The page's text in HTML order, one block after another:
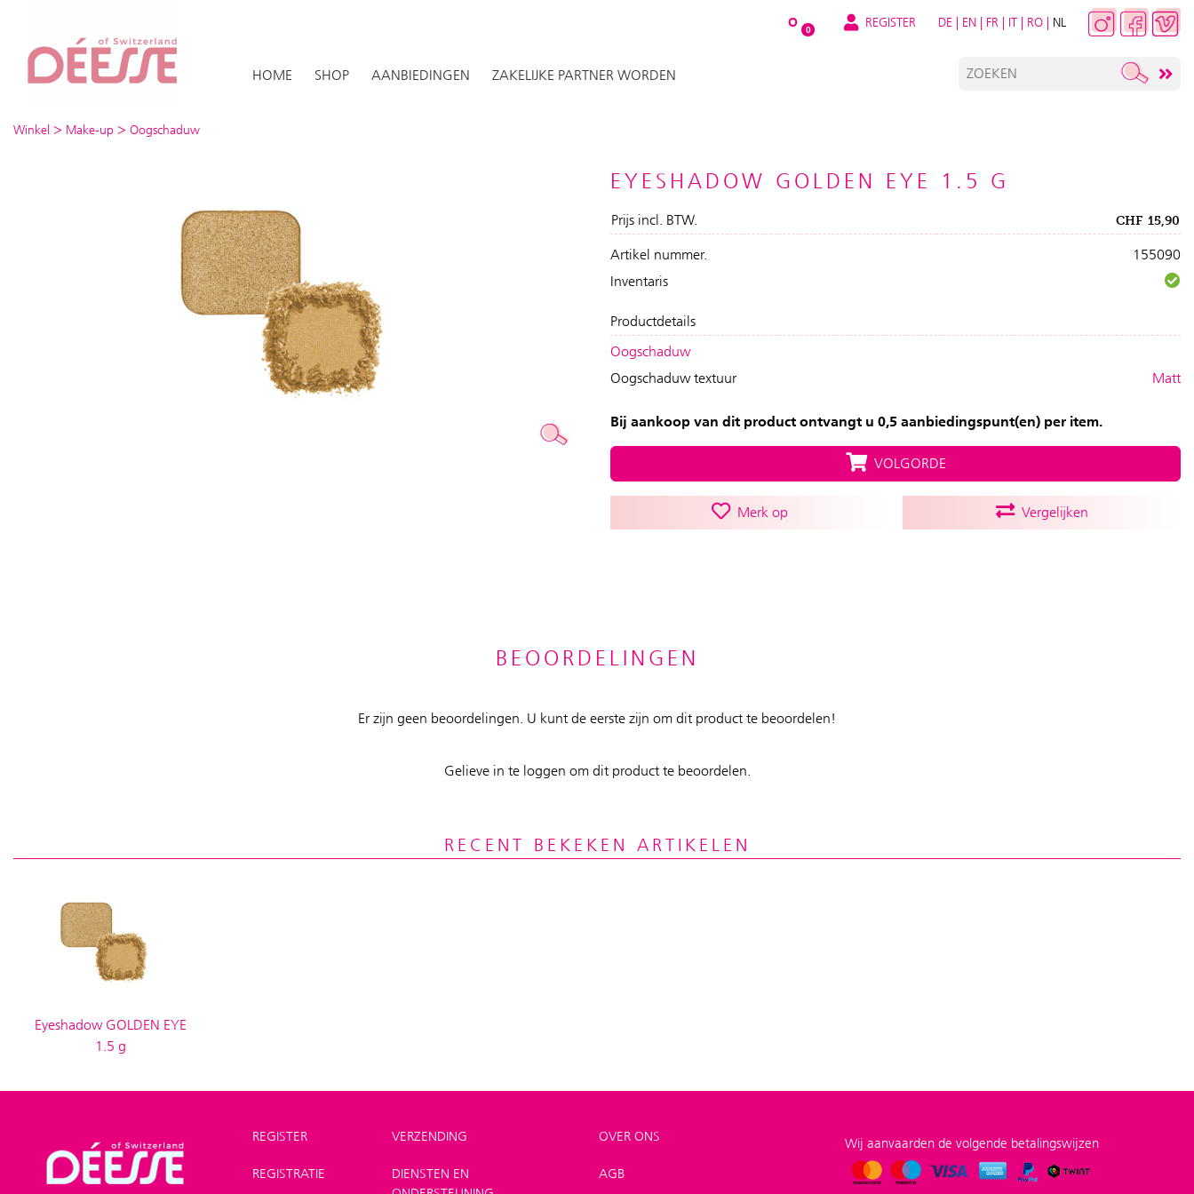
O 0 REGISTER DE | EN | FR | IT | RO | NL
HOME SHOP AANBIEDINGEN ZAKELIJKE PARTNER WORDEN
Winkel > Make-up > Oogschaduw
EYESHADOW GOLDEN EYE 1.5 G
Prijs incl. BTW. CHF 15,90
Artikel nummer.
155090
Inventaris
Productdetails
Oogschaduw
Oogschaduw textuur
Matt
Bij aankoop van dit product ontvangt u 0,5 aanbiedingspunt(en) per item.
VOLGORDE
Merk op Vergelijken
BEOORDELINGEN
Er zijn geen beoordelingen. U kunt de eerste zijn om dit product te beoordelen!
Gelieve in te loggen om dit product te beoordelen.
RECENT BEKEKEN ARTIKELEN
Eyeshadow GOLDEN EYE
1.5 g
Winkel >Make-up
REGISTER
REGISTRATIE
VERZENDING
DIENSTEN EN
OVER ONS
AGB
Wij aanvaarden de volgende betalingswijzen